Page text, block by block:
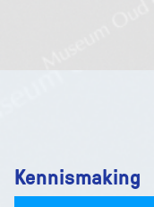
Kennismaking